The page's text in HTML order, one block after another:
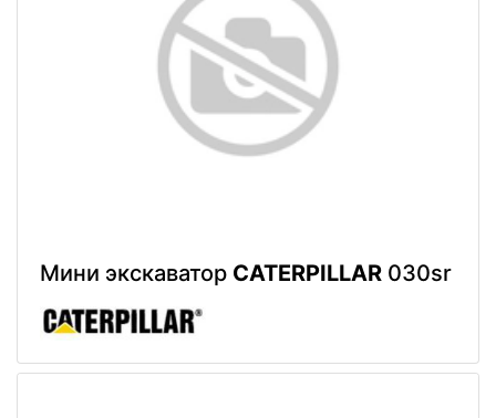
Мини экскаватор CATERPILLAR 030sr